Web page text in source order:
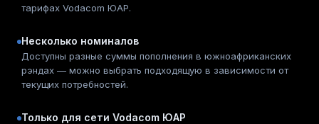
тарифах Vodacom ЮАР.
Несколько номиналов
Доступны разные суммы пополнения в южноафриканских
рэндах — можно выбрать подходящую в зависимости от
текущих потребностей.
Только для сети Vodacom ЮАР